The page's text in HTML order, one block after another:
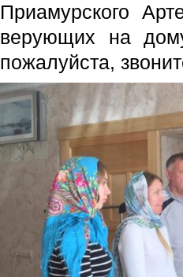
Приамурского
верующих на
пожалуйста,